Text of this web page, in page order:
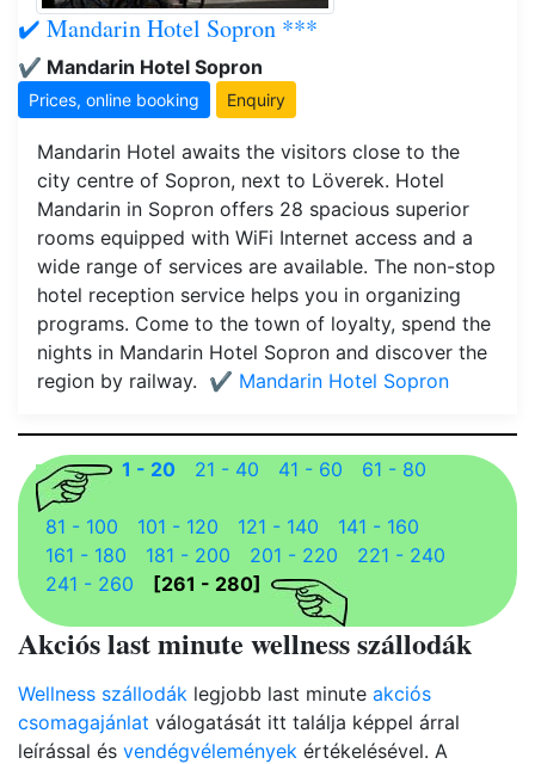
✔️ Mandarin Hotel Sopron ***
✔️ Mandarin Hotel Sopron
Prices, online booking Enquiry
Mandarin Hotel awaits the visitors close to the
city centre of Sopron, next to Löverek. Hotel
Mandarin in Sopron offers 28 spacious superior
rooms equipped with WiFi Internet access and a
wide range of services are available. The non-stop
hotel reception service helps you in organizing
programs. Come to the town of loyalty, spend the
nights in Mandarin Hotel Sopron and discover the
region by railway. ✔️ Mandarin Hotel Sopron
1 - 20 21 - 40 41 - 60 61 - 80
81 - 100 101 - 120 121 - 140
141 - 160
161 - 180
181 - 200 201 - 220
221 - 240
241 - 260
[261 - 280]
Akciós last minute wellness szállodák
Wellness szállodák legjobb last minute akciós
csomagajánlat válogatását itt találja képpel árral
leírással és vendégvélemények értékelésével. A